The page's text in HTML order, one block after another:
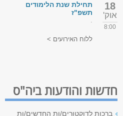
18
אוק'
8:00
תחילת שנת הלימודים
תשפ"ז
.
ללוח האירועים >
חדשות והודעות ביה"ס
ברכות לדוקטורים/ות החדשים/ות